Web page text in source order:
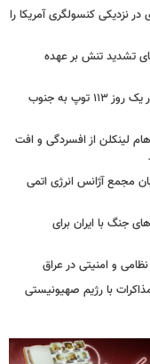
در نزدیکی کنسولگری آمریکا را
تشدید تنش بر عهده
یونیفل: ارتش اسرائیل در یک روز ۱۱۳ توپ به جنوب
لینکلن از افسردگی و افت
مجمع آژانس انرژی اتمی
جنگ با ایران برای
و امنیتی در عراق
با رژیم صهیونیستی